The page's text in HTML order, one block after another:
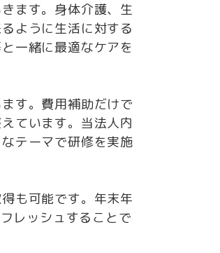
ます。身体介護、生
ように生活に対する
一緒に最適なケアを
す。費用補助だけで
ています。当法人内
テーマで研修を実施
も可能です。年末年
レッシュすることで